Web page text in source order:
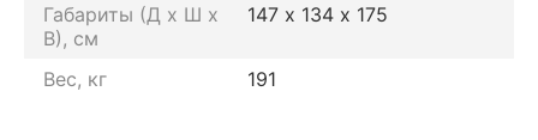
Габариты (Д х Ш х
В), см
147 х 134 х 175
Вес, кг 191